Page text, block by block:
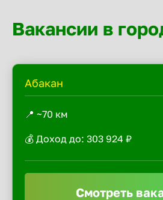
Вакансии в
Абакан
📍 ~70 км
💰 Доход до: 303 924 ₽
Смотреть